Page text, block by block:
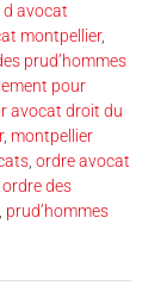
avocat
montpellier,
prud’hommes
pour
avocat droit du
, montpellier
, ordre avocat
ordre des
, prud’hommes